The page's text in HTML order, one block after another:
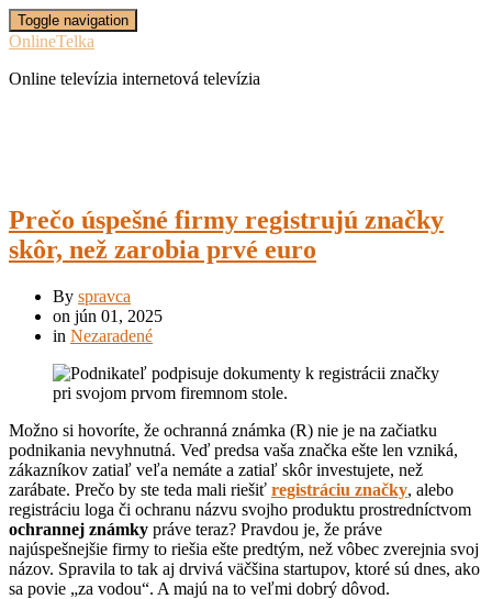
Toggle navigation
OnlineTelka
Online televízia internetová televízia
Prečo úspešné firmy registrujú značky
skôr, než zarobia prvé euro
By spravca
on jún 01, 2025
in Nezaradené
Možno si hovoríte, že ochranná známka (R) nie je na začiatku
podnikania nevyhnutná. Veď predsa vaša značka ešte len vzniká,
zákazníkov zatiaľ veľa nemáte a zatiaľ skôr investujete, než
zarábate. Prečo by ste teda mali riešiť registráciu značky, alebo
registráciu loga či ochranu názvu svojho produktu prostredníctvom
ochrannej známky práve teraz? Pravdou je, že práve
najúspešnejšie firmy to riešia ešte predtým, než vôbec zverejnia svoj
názov. Spravila to tak aj drvivá väčšina startupov, ktoré sú dnes, ako
sa povie „za vodou“. A majú na to veľmi dobrý dôvod.